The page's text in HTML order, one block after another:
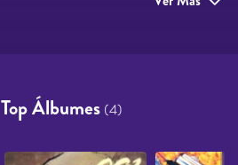
Top Álbumes (4)